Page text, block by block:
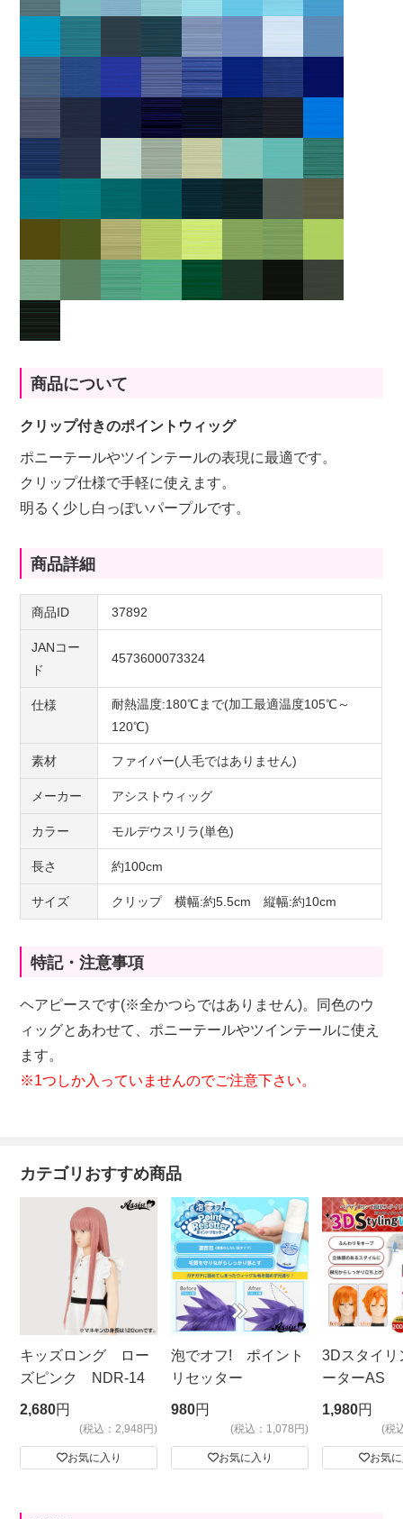
商品について
クリップ付きのポイントウィッグ
ポニーテールやツインテールの表現に最適です。
クリップ仕様で手軽に使えます。
明るく少し白っぽいパープルです。
商品詳細
商品ID 37892
JANコー
ド
4573600073324
仕様
耐熱温度:180℃まで(加工最適温度105℃～
120℃)
素材 ファイバー(人毛ではありません)
メーカー アシストウィッグ
カラー モルデウスリラ(単色)
長さ 約100cm
サイズ クリップ 横幅:約5.5cm 縦幅:約10cm
特記・注意事項
ヘアピースです(※全かつらではありません)。同色のウ
ィッグとあわせて、ポニーテールやツインテールに使え
ます。
※1つしか入っていませんのでご注意下さい。
カテゴリおすすめ商品
キッズロング ロー
ズピンク NDR-14
2,680円
(税込：2,948円)
お気に入り
泡でオフ! ポイント
リセッター
980円
(税込：1,078円)
お気に入り
3Dスタイリ
ーターAS
ビッグサイ
1,980円
(税
お気